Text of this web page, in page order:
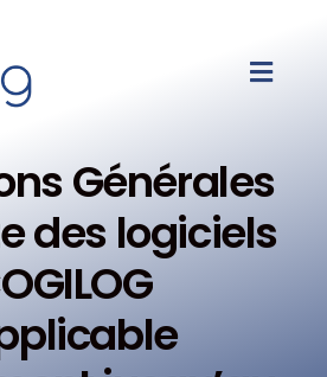
Générales
des logiciels